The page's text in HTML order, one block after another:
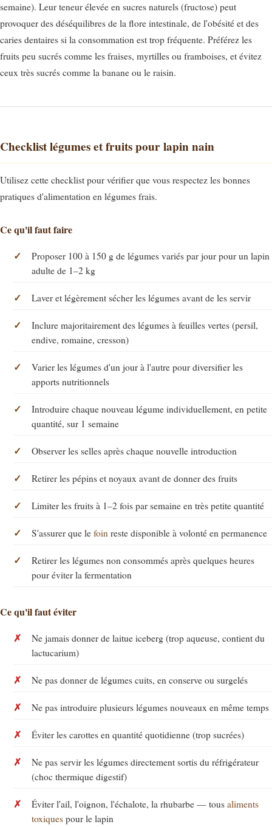
semaine). Leur teneur élevée en sucres naturels (fructose) peut
provoquer des déséquilibres de la flore intestinale, de l'obésité et des
caries dentaires si la consommation est trop fréquente. Préférez les
fruits peu sucrés comme les fraises, myrtilles ou framboises, et évitez
ceux très sucrés comme la banane ou le raisin.
Checklist légumes et fruits pour lapin nain
Utilisez cette checklist pour vérifier que vous respectez les bonnes
pratiques d'alimentation en légumes frais.
Ce qu'il faut faire
Proposer 100 à 150 g de légumes variés par jour pour un lapin
adulte de 1–2 kg
Laver et légèrement sécher les légumes avant de les servir
Inclure majoritairement des légumes à feuilles vertes (persil,
endive, romaine, cresson)
Varier les légumes d'un jour à l'autre pour diversifier les
apports nutritionnels
Introduire chaque nouveau légume individuellement, en petite
quantité, sur 1 semaine
Observer les selles après chaque nouvelle introduction
Retirer les pépins et noyaux avant de donner des fruits
Limiter les fruits à 1–2 fois par semaine en très petite quantité
S'assurer que le foin reste disponible à volonté en permanence
Retirer les légumes non consommés après quelques heures
pour éviter la fermentation
Ce qu'il faut éviter
Ne jamais donner de laitue iceberg (trop aqueuse, contient du
lactucarium)
Ne pas donner de légumes cuits, en conserve ou surgelés
Ne pas introduire plusieurs légumes nouveaux en même temps
Éviter les carottes en quantité quotidienne (trop sucrées)
Ne pas servir les légumes directement sortis du réfrigérateur
(choc thermique digestif)
Éviter l'ail, l'oignon, l'échalote, la rhubarbe — tous aliments
toxiques pour le lapin